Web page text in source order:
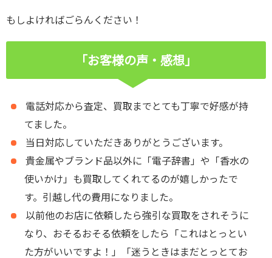
もしよければごらんください！
「お客様の声・感想」
電話対応から査定、買取までとても丁寧で好感が持
てました。
当日対応していただきありがとうございます。
貴金属やブランド品以外に「電子辞書」や「香水の
使いかけ」も買取してくれてるのが嬉しかったで
す。引越し代の費用になりました。
以前他のお店に依頼したら強引な買取をされそうに
なり、おそるおそる依頼をしたら「これはとっとい
た方がいいですよ！」「迷うときはまだとっとてお